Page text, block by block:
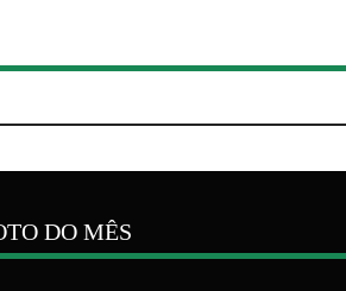
DO MÊS